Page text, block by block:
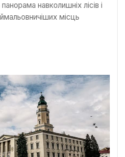
навколишніх лісів і
місць